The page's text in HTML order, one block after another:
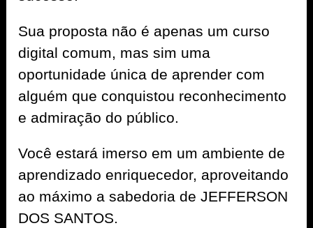
Sua proposta não é apenas um curso
digital comum, mas sim uma
oportunidade única de aprender com
alguém que conquistou reconhecimento
e admiração do público.
Você estará imerso em um ambiente de
aprendizado enriquecedor, aproveitando
ao máximo a sabedoria de JEFFERSON
DOS SANTOS.